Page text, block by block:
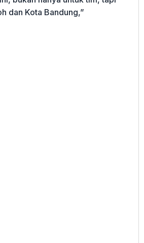
dan Kota Bandung,”